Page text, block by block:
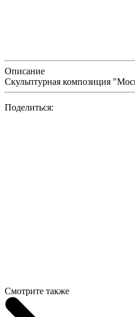
Описание
Скульптурная композиция
Поделиться:
Смотрите также